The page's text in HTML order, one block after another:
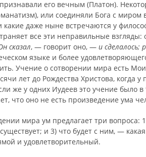
его вечным (Платон).
или соединяли Бога с миром
какие даже ныне встреча­ются у
все эти неправильные
сказал, — говорит оно, — и сделалось;
языке и более
Учение о сотворении мира есть
лет до Рождества Христова, когда
же у одних Иудеев это учение было в
что оно не есть произведение ума
мира ум предлагает три вопроса:
и 3) что будет с ним, —
и удовлетворительный.